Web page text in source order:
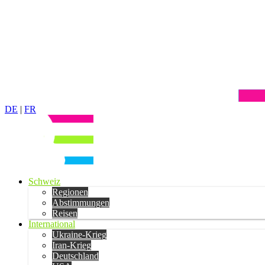
DE | FR
Schweiz
Regionen
Abstimmungen
Reisen
International
Ukraine-Krieg
Iran-Krieg
Deutschland